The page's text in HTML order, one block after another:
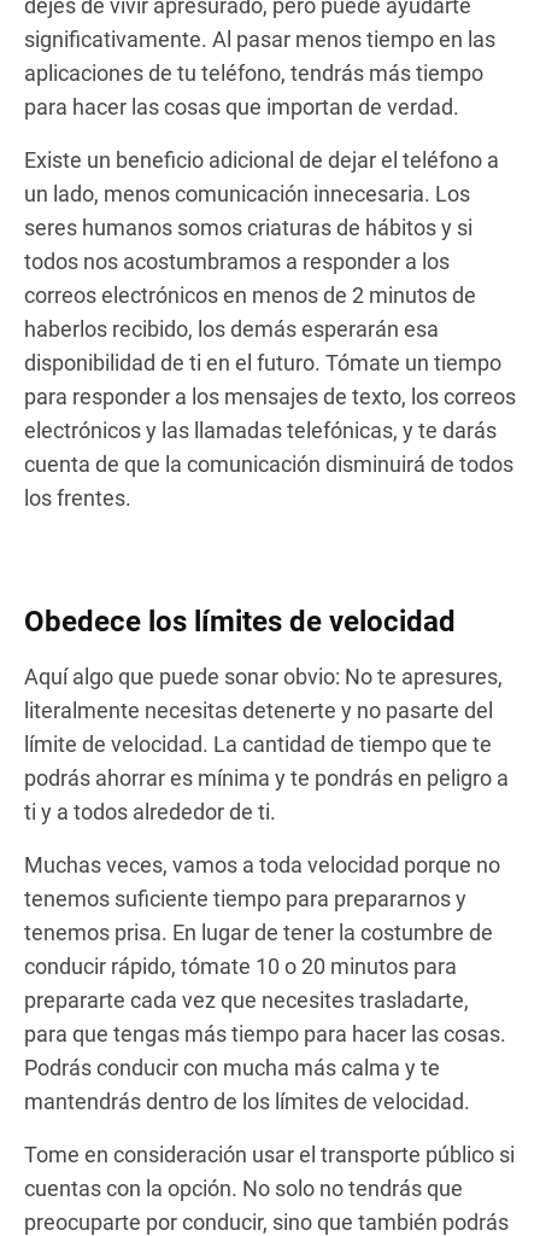
significativamente. Al pasar menos tiempo en las
aplicaciones de tu teléfono, tendrás más tiempo
para hacer las cosas que importan de verdad.
Existe un beneficio adicional de dejar el teléfono a
un lado, menos comunicación innecesaria. Los
seres humanos somos criaturas de hábitos y si
todos nos acostumbramos a responder a los
correos electrónicos en menos de 2 minutos de
haberlos recibido, los demás esperarán esa
disponibilidad de ti en el futuro. Tómate un tiempo
para responder a los mensajes de texto, los correos
electrónicos y las llamadas telefónicas, y te darás
cuenta de que la comunicación disminuirá de todos
los frentes.
Obedece los límites de velocidad
Aquí algo que puede sonar obvio: No te apresures,
literalmente necesitas detenerte y no pasarte del
límite de velocidad. La cantidad de tiempo que te
podrás ahorrar es mínima y te pondrás en peligro a
ti y a todos alrededor de ti.
Muchas veces, vamos a toda velocidad porque no
tenemos suficiente tiempo para prepararnos y
tenemos prisa. En lugar de tener la costumbre de
conducir rápido, tómate 10 o 20 minutos para
prepararte cada vez que necesites trasladarte,
para que tengas más tiempo para hacer las cosas.
Podrás conducir con mucha más calma y te
mantendrás dentro de los límites de velocidad.
Tome en consideración usar el transporte público si
cuentas con la opción. No solo no tendrás que
preocuparte por conducir, sino que también podrás